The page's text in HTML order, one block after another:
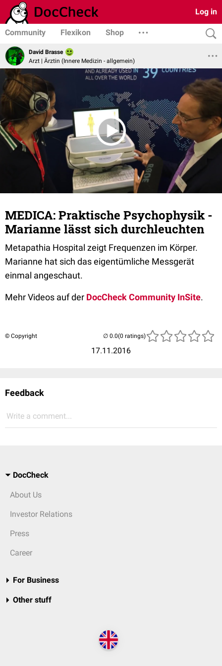
Log in
Community Flexikon Shop
David Brasse
Arzt | Ärztin (Innere Medizin - allgemein)
MEDICA: Praktische Psychophysik -
Marianne lässt sich durchleuchten
Metapathia Hospital zeigt Frequenzen im Körper.
Marianne hat sich das eigentümliche Messgerät
einmal angeschaut.
Mehr Videos auf der DocCheck Community InSite.
© Copyright
17.11.2016
(0 ratings)
Feedback
Write a comment...
DocCheck
About Us
Investor Relations
Press
Career
For Business
Other stuff